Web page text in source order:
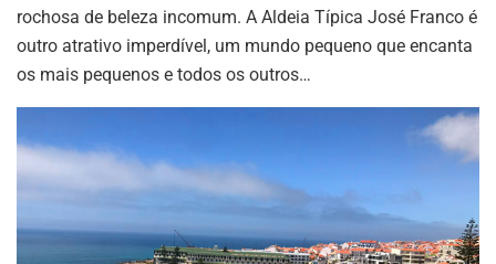
rochosa de beleza incomum. A Aldeia Típica José Franco é
outro atrativo imperdível, um mundo pequeno que encanta
os mais pequenos e todos os outros…